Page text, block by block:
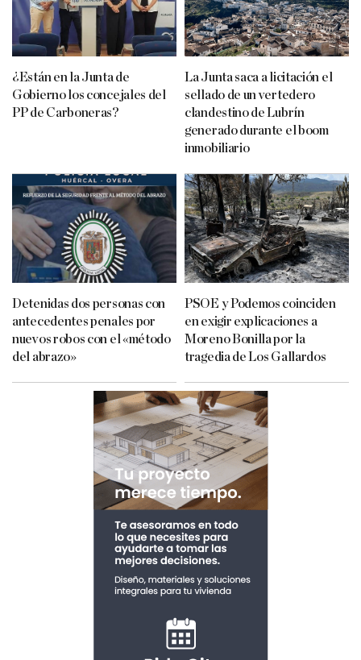
¿Están en la Junta de
Gobierno los concejales del
PP de Carboneras?
La Junta saca a licitación el
sellado de un vertedero
clandestino de Lubrín
generado durante el boom
inmobiliario
Detenidas dos personas con
antecedentes penales por
nuevos robos con el «método
del abrazo»
PSOE y Podemos coinciden
en exigir explicaciones a
Moreno Bonilla por la
tragedia de Los Gallardos